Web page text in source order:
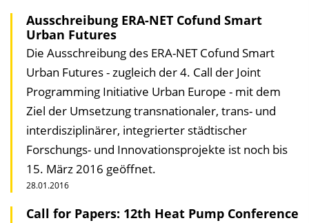
Ausschreibung ERA-NET Cofund Smart
Urban Futures
Die Ausschreibung des ERA-NET Cofund Smart
Urban Futures - zugleich der 4. Call der Joint
Programming Initiative Urban Europe - mit dem
Ziel der Umsetzung transnationaler, trans- und
interdisziplinärer, integrierter städtischer
Forschungs- und Innovations­projekte ist noch bis
15. März 2016 geöffnet.
28.01.2016
Call for Papers: 12th Heat Pump Conference